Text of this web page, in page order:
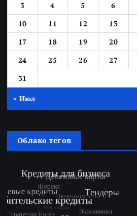
3
4 5 6
10
11 12 13
17
18 19 20
24
25 26 27
31
« Июл
Облако тегов